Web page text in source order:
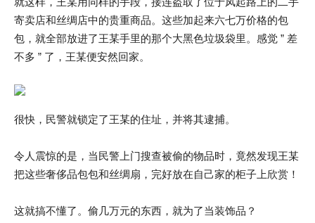
寄卖店和丝绸店中的贵重商品。这些加起来六七万价格的包
包，就全部放进了王某手里的那个大黑色垃圾袋里。感觉 ” 差
不多 ” 了，王某便安然回家。
很快，民警就锁定了王某的住址，并将其逮捕。
令人震惊的是，当民警上门搜查被偷的物品时，竟然发现王某
把这些奢侈品包包和丝绸扇，完好放在自己家的柜子上欣赏！
这就搞不懂了。偷几万元的东西，就为了当装饰品？